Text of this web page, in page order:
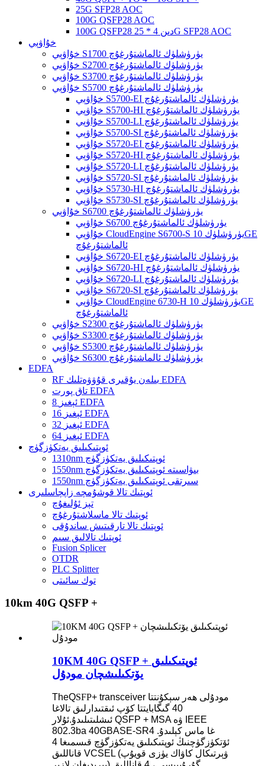
25G SFP28 AOC
100G QSFP28 AOC
100G QSFP28 دىن 4 * 25G SFP28 AOC
خۇاۋېي
خۇاۋېي S1700 يۈرۈشلۈك ئالماشتۇرغۇچ
خۇاۋېي S2700 يۈرۈشلۈك ئالماشتۇرغۇچ
خۇاۋېي S3700 يۈرۈشلۈك ئالماشتۇرغۇچ
خۇاۋېي S5700 يۈرۈشلۈك ئالماشتۇرغۇچ
خۇاۋېي S5700-EI يۈرۈشلۈك ئالماشتۇرغۇچ
خۇاۋېي S5700-HI يۈرۈشلۈك ئالماشتۇرغۇچ
خۇاۋېي S5700-LI يۈرۈشلۈك ئالماشتۇرغۇچ
خۇاۋېي S5700-SI يۈرۈشلۈك ئالماشتۇرغۇچ
خۇاۋېي S5720-EI يۈرۈشلۈك ئالماشتۇرغۇچ
خۇاۋېي S5720-HI يۈرۈشلۈك ئالماشتۇرغۇچ
خۇاۋېي S5720-LI يۈرۈشلۈك ئالماشتۇرغۇچ
خۇاۋېي S5720-SI يۈرۈشلۈك ئالماشتۇرغۇچ
خۇاۋېي S5730-HI يۈرۈشلۈك ئالماشتۇرغۇچ
خۇاۋېي S5730-SI يۈرۈشلۈك ئالماشتۇرغۇچ
خۇاۋېي S6700 يۈرۈشلۈك ئالماشتۇرغۇچ
خۇاۋېي S6700 يۈرۈشلۈك ئالماشتۇرغۇچ
خۇاۋېي CloudEngine S6700-S يۈرۈشلۈك 10GE
ئالماشتۇرغۇچ
خۇاۋېي S6720-EI يۈرۈشلۈك ئالماشتۇرغۇچ
خۇاۋېي S6720-HI يۈرۈشلۈك ئالماشتۇرغۇچ
خۇاۋېي S6720-LI يۈرۈشلۈك ئالماشتۇرغۇچ
خۇاۋېي S6720-SI يۈرۈشلۈك ئالماشتۇرغۇچ
خۇاۋېي CloudEngine 6730-H يۈرۈشلۈك 10GE
ئالماشتۇرغۇچ
خۇاۋېي S2300 يۈرۈشلۈك ئالماشتۇرغۇچ
خۇاۋېي S3300 يۈرۈشلۈك ئالماشتۇرغۇچ
خۇاۋېي S5300 يۈرۈشلۈك ئالماشتۇرغۇچ
خۇاۋېي S6300 يۈرۈشلۈك ئالماشتۇرغۇچ
EDFA
RF بىلەن يۇقىرى قۇۋۋەتلىك EDFA
تاق پورت EDFA
8 ئېغىز EDFA
16 ئېغىز EDFA
32 ئېغىز EDFA
64 ئېغىز EDFA
ئوپتىكىلىق يەتكۈزگۈچ
1310nm ئوپتىكىلىق يەتكۈزگۈچ
1550nm بىۋاسىتە ئوپتىكىلىق يەتكۈزگۈچ
1550nm سىرتقى ئوپتىكىلىق يەتكۈزگۈچ
ئوپتىك تالا قوشۇمچە زاپچاسلىرى
تېز ئۇلىغۇچ
ئوپتىك تالا ماسلاشتۇرغۇچ
ئوپتىك تالا تارقىتىش ساندۇقى
ئوپتىك تالالىق سىم
Fusion Splicer
OTDR
PLC Splitter
توك سائىتى
10km 40G QSFP +
10KM 40G QSFP + ئوپتىكىلىق
يۆتكىلىشچان مودۇل
TheQSFP+ transceiver مودۇلى ھەر سېكۇنتتا
40 گىگابايتتا كۆپ ئىقتىدارلىق تالاغا
ئىشلىتىلىدۇ.ئۇلار QSFP + MSA ۋە IEEE
802.3ba 40GBASE-SR4 غا ماس كېلىدۇ.
ئۆتكۈزگۈچنىڭ ئوپتىكىلىق يەتكۈزگۈچ قىسمىغا 4
قاناللىق VCSEL (ۋېرتىكال كاۋاك يۈزى قويۇپ